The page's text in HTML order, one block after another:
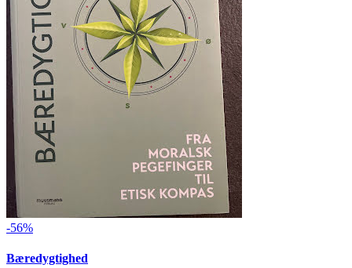
-56%
Bæredygtighed